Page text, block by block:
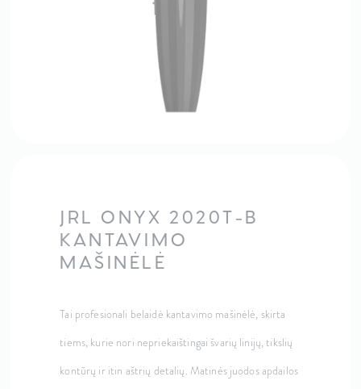
JRL ONYX 2020T-B
KANTAVIMO
MAŠINĖLĖ
Tai profesionali belaidė kantavimo mašinėlė, skirta
tiems, kurie nori nepriekaištingai švarių linijų, tikslių
kontūrų ir itin aštrių detalių. Matinės juodos apdailos